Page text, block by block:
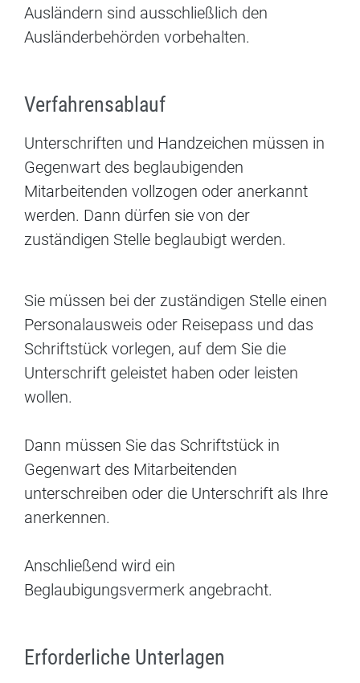
Ausländern sind ausschließlich den
Ausländerbehörden vorbehalten.
Verfahrensablauf
Unterschriften und Handzeichen müssen in
Gegenwart des beglaubigenden
Mitarbeitenden vollzogen oder anerkannt
werden. Dann dürfen sie von der
zuständigen Stelle beglaubigt werden.
Sie müssen bei der zuständigen Stelle einen
Personalausweis oder Reisepass und das
Schriftstück vorlegen, auf dem Sie die
Unterschrift geleistet haben oder leisten
wollen.
Dann müssen Sie das Schriftstück in
Gegenwart des Mitarbeitenden
unterschreiben oder die Unterschrift als Ihre
anerkennen.
Anschließend wird ein
Beglaubigungsvermerk angebracht.
Erforderliche Unterlagen